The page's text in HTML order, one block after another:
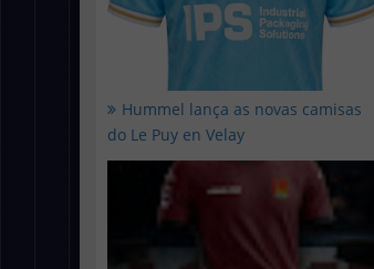
Hummel lança as novas camisas
do Le Puy en Velay